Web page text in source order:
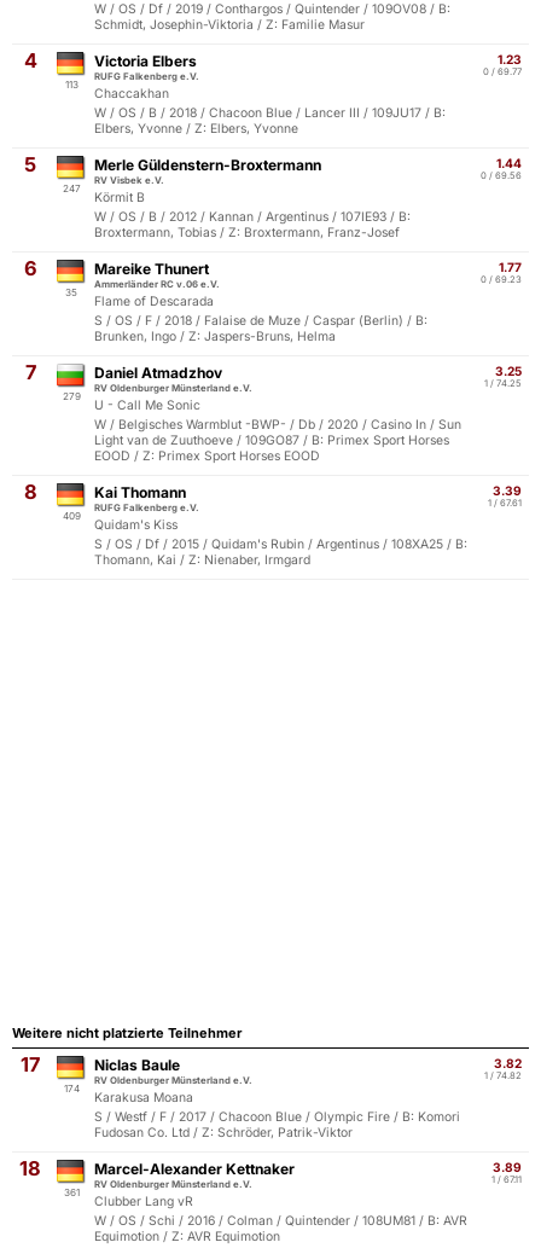
W / OS / Df / 2019 / Conthargos / Quintender / 109OV08 / B:
Schmidt, Josephin-Viktoria / Z: Familie Masur
4
113
1.23
0 / 69.77
Victoria Elbers
RUFG Falkenberg e.V.
Chaccakhan
W / OS / B / 2018 / Chacoon Blue / Lancer III / 109JU17 / B:
Elbers, Yvonne / Z: Elbers, Yvonne
5
247
1.44
0 / 69.56
Merle Güldenstern-Broxtermann
RV Visbek e.V.
Körmit B
W / OS / B / 2012 / Kannan / Argentinus / 107IE93 / B:
Broxtermann, Tobias / Z: Broxtermann, Franz-Josef
6
35
1.77
0 / 69.23
Mareike Thunert
Ammerländer RC v.06 e.V.
Flame of Descarada
S / OS / F / 2018 / Falaise de Muze / Caspar (Berlin) / B:
Brunken, Ingo / Z: Jaspers-Bruns, Helma
7
279
3.25
1 / 74.25
Daniel Atmadzhov
RV Oldenburger Münsterland e.V.
U - Call Me Sonic
W / Belgisches Warmblut -BWP- / Db / 2020 / Casino In / Sun
Light van de Zuuthoeve / 109GO87 / B: Primex Sport Horses
EOOD / Z: Primex Sport Horses EOOD
8
409
3.39
1 / 67.61
Kai Thomann
RUFG Falkenberg e.V.
Quidam's Kiss
S / OS / Df / 2015 / Quidam's Rubin / Argentinus / 108XA25 / B:
Thomann, Kai / Z: Nienaber, Irmgard
Weitere nicht platzierte Teilnehmer
17
174
3.82
1 / 74.82
Niclas Baule
RV Oldenburger Münsterland e.V.
Karakusa Moana
S / Westf / F / 2017 / Chacoon Blue / Olympic Fire / B: Komori
Fudosan Co. Ltd / Z: Schröder, Patrik-Viktor
18
361
3.89
1 / 67.11
Marcel-Alexander Kettnaker
RV Oldenburger Münsterland e.V.
Clubber Lang vR
W / OS / Schi / 2016 / Colman / Quintender / 108UM81 / B: AVR
Equimotion / Z: AVR Equimotion